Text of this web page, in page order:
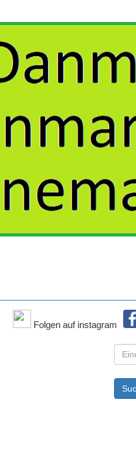
Folgen auf instagram